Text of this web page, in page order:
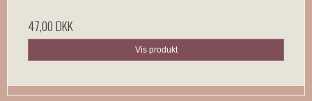
47,00 DKK
Vis produkt